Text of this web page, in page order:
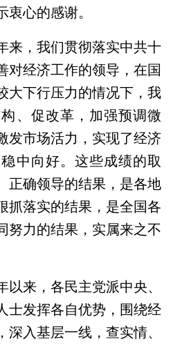
心的感谢。
来，我们贯彻落实中共十
对经济工作的领导，在国
大下行压力的情况下，我
、促改革，加强预调微
发市场活力，实现了经济
中向好。这些成绩的取
正确领导的结果，是各地
抓落实的结果，是全国各
努力的结果，实属来之不
来，各民主党派中央、
士发挥各自优势，围绕经
入基层一线，查实情、